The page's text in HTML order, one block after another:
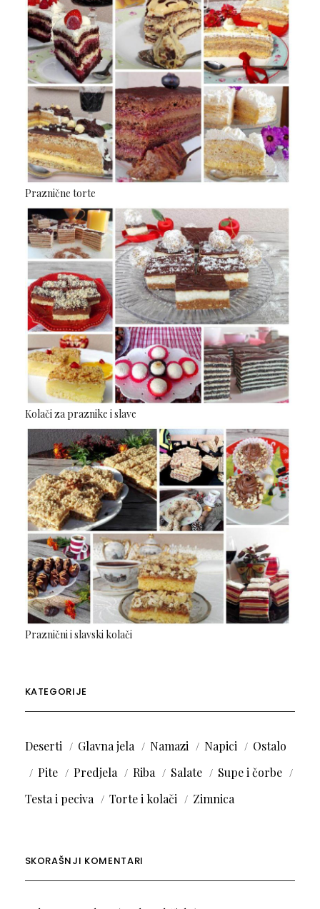
Praznične torte
Kolači za praznike i slave
Praznični i slavski kolači
KATEGORIJE
Deserti Glavna jela Namazi Napici
Ostalo
Pite
Predjela Riba Salate
Supe i čorbe
Testa i peciva
Torte i kolači Zimnica
SKORAŠNJI KOMENTARI